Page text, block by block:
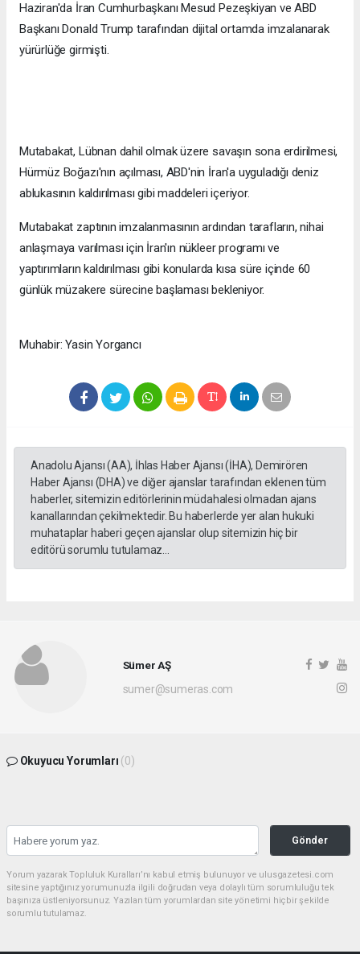
Haziran'da İran Cumhurbaşkanı Mesud Pezeşkiyan ve ABD
Başkanı Donald Trump tarafından dijital ortamda imzalanarak
yürürlüğe girmişti.
Mutabakat, Lübnan dahil olmak üzere savaşın sona erdirilmesi,
Hürmüz Boğazı'nın açılması, ABD'nin İran'a uyguladığı deniz
ablukasının kaldırılması gibi maddeleri içeriyor.
Mutabakat zaptının imzalanmasının ardından tarafların, nihai
anlaşmaya varılması için İran'ın nükleer programı ve
yaptırımların kaldırılması gibi konularda kısa süre içinde 60
günlük müzakere sürecine başlaması bekleniyor.
Muhabir: Yasin Yorgancı
Anadolu Ajansı (AA), İhlas Haber Ajansı (İHA), Demirören
Haber Ajansı (DHA) ve diğer ajanslar tarafından eklenen tüm
haberler, sitemizin editörlerinin müdahalesi olmadan ajans
kanallarından çekilmektedir. Bu haberlerde yer alan hukuki
muhataplar haberi geçen ajanslar olup sitemizin hiç bir
editörü sorumlu tutulamaz...
Sümer AŞ
sumer@sumeras.com
Okuyucu Yorumları (0)
Gönder
Yorum yazarak Topluluk Kuralları’nı kabul etmiş bulunuyor ve ulusgazetesi.com
sitesine yaptığınız yorumunuzla ilgili doğrudan veya dolaylı tüm sorumluluğu tek
başınıza üstleniyorsunuz. Yazılan tüm yorumlardan site yönetimi hiçbir şekilde
sorumlu tutulamaz.